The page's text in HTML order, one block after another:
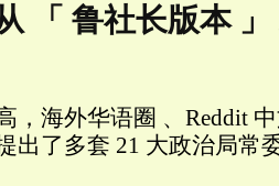
「 鲁社长版本
，海外华语圈 、Reddit
出了多套 21 大政治局常